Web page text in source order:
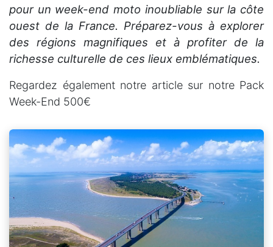
pour un week-end moto inoubliable sur la côte
ouest de la France. Préparez-vous à explorer
des régions magnifiques et à profiter de la
richesse culturelle de ces lieux emblématiques.
Regardez également notre article sur notre Pack
Week-End 500€